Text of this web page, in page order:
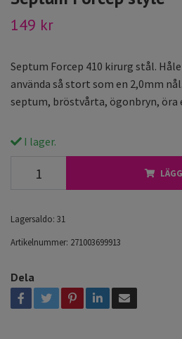
149 kr
Septum Forcep 410 kirurg stål.
använda så stort som en 2,0mm
septum, bröstvårta, ögonbryn, öra
I lager.
Lagersaldo: 31
Artikelnummer: 271003699913
Dela